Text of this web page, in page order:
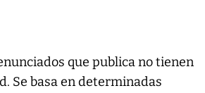
que publica no tienen
Se basa en determinadas